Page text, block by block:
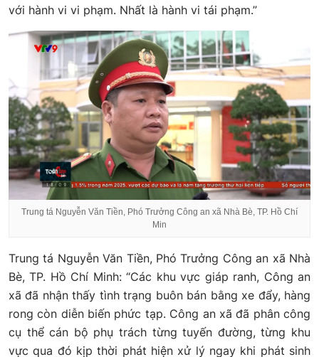
với hành vi vi phạm. Nhất là hành vi tái phạm.”
Trung tá Nguyễn Văn Tiền, Phó Trưởng Công an xã Nhà Bè, TP. Hồ Chí
Min
Trung tá Nguyễn Văn Tiền, Phó Trưởng Công an xã Nhà
Bè, TP. Hồ Chí Minh: “Các khu vực giáp ranh, Công an
xã đã nhận thấy tình trạng buôn bán bằng xe đẩy, hàng
rong còn diễn biến phức tạp. Công an xã đã phân công
cụ thể cán bộ phụ trách từng tuyến đường, từng khu
vực qua đó kịp thời phát hiện xử lý ngay khi phát sinh